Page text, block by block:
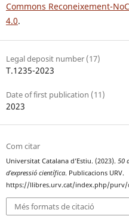
Commons Reconeixement-
4.0.
Legal deposit number (17)
T.1235-2023
Date of first publication (11)
2023
Com citar
Universitat Catalana d’Estiu. (2023). 50
d’expressió científica. Publicacions URV.
https://llibres.urv.cat/index.php/purv/
Més formats de citació